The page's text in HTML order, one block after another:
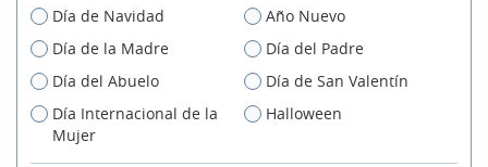
Día de Navidad
Año Nuevo
Día de la Madre
Día del Padre
Día del Abuelo
Día de San Valentín
Día Internacional de la
Mujer
Halloween